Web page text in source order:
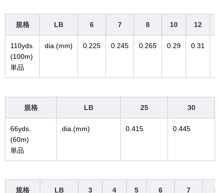
規格 LB 6 7 8 10 12
110yds.
(100m)
単品
dia.(mm) 0.225 0.245 0.265 0.29 0.31
規格 LB 25 30
66yds.
(60m)
単品
dia.(mm) 0.415 0.445
規格 LB 3 4 5 6 7 8